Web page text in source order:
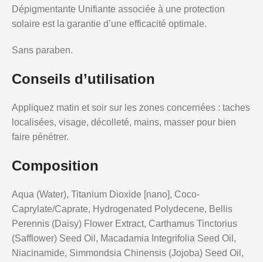
Dépigmentante Unifiante associée à une protection
solaire est la garantie d’une efficacité optimale.
Sans paraben.
Conseils d’utilisation
Appliquez matin et soir sur les zones concernées : taches
localisées, visage, décolleté, mains, masser pour bien
faire pénétrer.
Composition
Aqua (Water), Titanium Dioxide [nano], Coco-
Caprylate/Caprate, Hydrogenated Polydecene, Bellis
Perennis (Daisy) Flower Extract, Carthamus Tinctorius
(Safflower) Seed Oil, Macadamia Integrifolia Seed Oil,
Niacinamide, Simmondsia Chinensis (Jojoba) Seed Oil,